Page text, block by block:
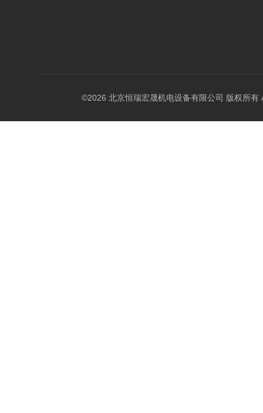
©2026 北京恒瑞宏晟机电设备有限公司 版权所有